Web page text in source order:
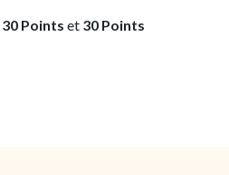
30 Points et 30 Points